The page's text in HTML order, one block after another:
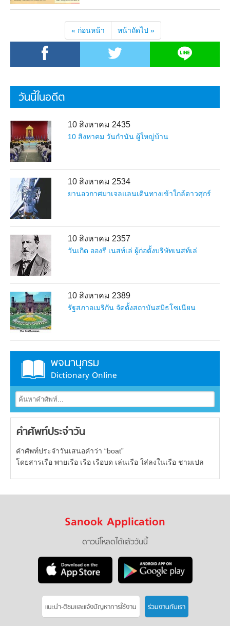
« ก่อนหน้า หน้าถัดไป »
วันนี้ในอดีต
10 สิงหาคม 2435
10 สิงหาคม วันกำนัน ผู้ใหญ่บ้าน
10 สิงหาคม 2534
ยานอวกาศมาเจลแลนเดินทางเข้าใกล้ดาวศุกร์
10 สิงหาคม 2357
วันเกิด อองรี เนสท์เล่ ผู้ก่อตั้งบริษัทเนสท์เล่
10 สิงหาคม 2389
รัฐสภาอเมริกัน จัดตั้งสถาบันสมิธโซเนียน
พจนานุกรม
Dictionary Online
คำศัพท์ประจำวัน
คำศัพท์ประจำวันเสนอคำว่า “boat”
โดยสารเรือ พายเรือ เรือ เรือบด เล่นเรือ ใส่ลงในเรือ ชามเปล
Sanook Application
ดาวน์โหลดได้แล้ววันนี้
แนะนำ-ติชมเเละแจ้งปัญหาการใช้งาน ร่วมงานกับเรา